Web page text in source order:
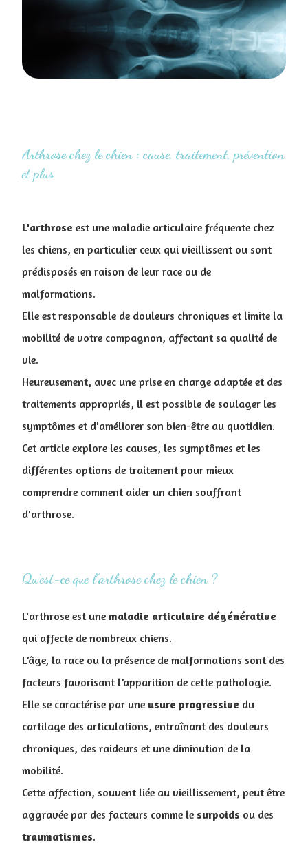
Arthrose chez le chien : cause, traitement, prévention
et plus
L'arthrose est une maladie articulaire fréquente chez
les chiens, en particulier ceux qui vieillissent ou sont
prédisposés en raison de leur race ou de
malformations.
Elle est responsable de douleurs chroniques et limite la
mobilité de votre compagnon, affectant sa qualité de
vie.
Heureusement, avec une prise en charge adaptée et des
traitements appropriés, il est possible de soulager les
symptômes et d'améliorer son bien-être au quotidien.
Cet article explore les causes, les symptômes et les
différentes options de traitement pour mieux
comprendre comment aider un chien souffrant
d'arthrose.
Qu’est-ce que l’arthrose chez le chien ?
L'arthrose est une maladie articulaire dégénérative
qui affecte de nombreux chiens.
L’âge, la race ou la présence de malformations sont des
facteurs favorisant l’apparition de cette pathologie.
Elle se caractérise par une usure progressive du
cartilage des articulations, entraînant des douleurs
chroniques, des raideurs et une diminution de la
mobilité.
Cette affection, souvent liée au vieillissement, peut être
aggravée par des facteurs comme le surpoids ou des
traumatismes.